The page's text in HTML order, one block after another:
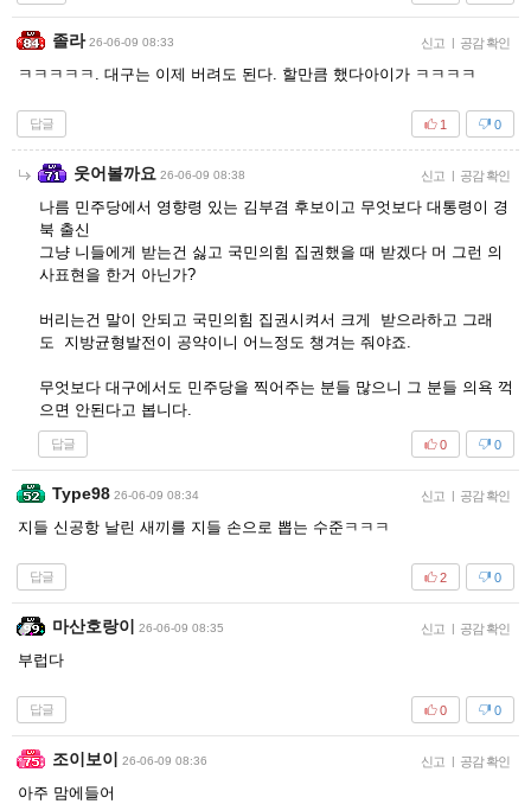
졸라 26-06-09 08:33 신고 | 공감 확인
ㅋㅋㅋㅋㅋ. 대구는 이제 버려도 된다. 할만큼 했다아이가 ㅋㅋㅋㅋ
답글 0
1
웃어볼까요 26-06-09 08:38 신고 | 공감 확인
나름 민주당에서 영향령 있는 김부겸 후보이고 무엇보다 대통령이 경
북 출신
그냥 니들에게 받는건 싫고 국민의힘 집권했을 때 받겠다 머 그런 의
사표현을 한거 아닌가?
버리는건 말이 안되고 국민의힘 집권시켜서 크게 받으라하고 그래
도 지방균형발전이 공약이니 어느정도 챙겨는 줘야죠.
무엇보다 대구에서도 민주당을 찍어주는 분들 많으니 그 분들 의욕 꺽
으면 안된다고 봅니다.
답글 0
0
Type98 26-06-09 08:34 신고 | 공감 확인
지들 신공항 날린 새끼를 지들 손으로 뽑는 수준ㅋㅋㅋ
답글 0
2
마산호랑이 26-06-09 08:35 신고 | 공감 확인
부럽다
답글 0
0
조이보이 26-06-09 08:36 신고 | 공감 확인
아주 맘에들어